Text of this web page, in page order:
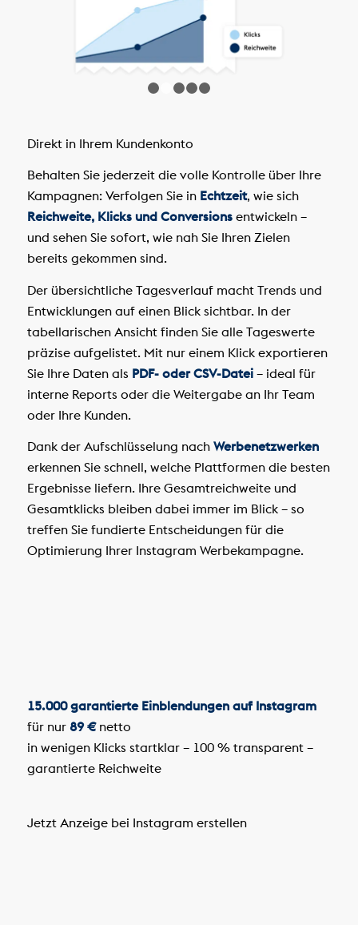
Direkt in Ihrem Kundenkonto
Behalten Sie jederzeit die volle Kontrolle über Ihre
Kampagnen: Verfolgen Sie in Echtzeit, wie sich
Reichweite, Klicks und Conversionsentwickeln –
und sehen Sie sofort, wie nah Sie Ihren Zielen
bereits gekommen sind.
Der übersichtliche Tagesverlauf macht Trends und
Entwicklungen auf einen Blick sichtbar. In der
tabellarischen Ansicht finden Sie alle Tageswerte
präzise aufgelistet. Mit nur einem Klick exportieren
Sie Ihre Daten als PDF- oder CSV-Datei– ideal für
interne Reports oder die Weitergabe an Ihr Team
oder Ihre Kunden.
Dank der Aufschlüsselung nach Werbenetzwerken
erkennen Sie schnell, welche Plattformen die besten
Ergebnisse liefern. Ihre Gesamtreichweite und
Gesamtklicks bleiben dabei immer im Blick – so
treffen Sie fundierte Entscheidungen für die
Optimierung Ihrer Instagram Werbekampagne.
15.000 garantierte Einblendungen auf Instagram
für nur 89 €netto
in wenigen Klicks startklar – 100 % transparent –
garantierte Reichweite
Jetzt Anzeige bei Instagram erstellen